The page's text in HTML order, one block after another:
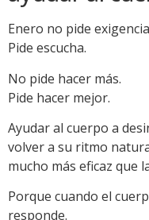
Enero no pide
Pide escucha.
No pide hacer más.
Pide hacer mejor.
Ayudar al cuerpo a
volver a su ritmo
mucho más eficaz que
Porque cuando el
responde.